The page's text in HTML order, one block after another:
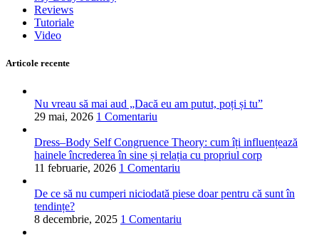
Reviews
Tutoriale
Video
Articole recente
Nu vreau să mai aud „Dacă eu am putut, poți și tu”
29 mai, 2026 1 Comentariu
Dress–Body Self Congruence Theory: cum îți influențează
hainele încrederea în sine și relația cu propriul corp
11 februarie, 2026 1 Comentariu
De ce să nu cumperi niciodată piese doar pentru că sunt în
tendințe?
8 decembrie, 2025 1 Comentariu